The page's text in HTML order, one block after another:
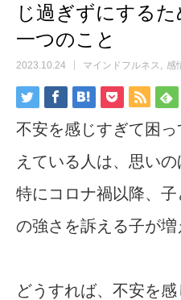
じ過ぎずにする
一つのこと
2023.10.24 マインドフルネス 感
不安を感じすぎて困
えている人は、思いの
特にコロナ禍以降、
の強さを訴える子が増
どうすれば、不安を